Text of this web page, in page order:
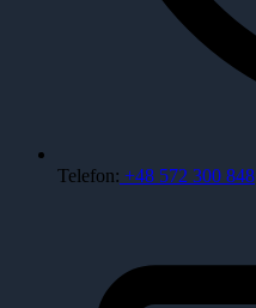
Telefon: +48 572 300 848